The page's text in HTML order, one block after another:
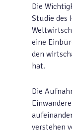
Die
Studie des
eine
den
hat.
Die
verstehen